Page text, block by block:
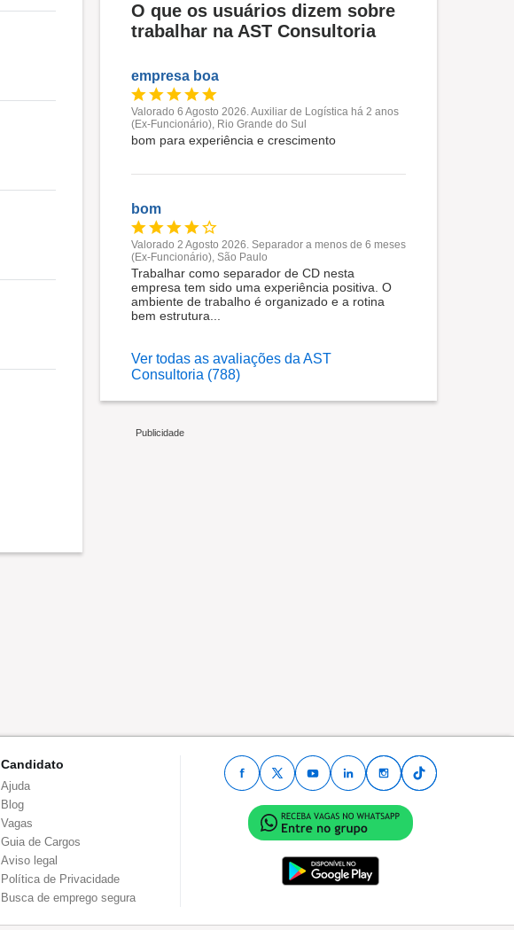
O que os usuários dizem sobre
trabalhar na AST Consultoria
empresa boa
Valorado 6 Agosto 2026. Auxiliar de Logística há 2 anos
(Ex-Funcionário), Rio Grande do Sul
bom para experiência e crescimento
bom
Valorado 2 Agosto 2026. Separador a menos de 6 meses
(Ex-Funcionário), São Paulo
Trabalhar como separador de CD nesta
empresa tem sido uma experiência positiva. O
ambiente de trabalho é organizado e a rotina
bem estrutura...
Ver todas as avaliações da AST
Consultoria (788)
Candidato
Ajuda
Blog
Vagas
Guia de Cargos
Aviso legal
Política de Privacidade
Busca de emprego segura